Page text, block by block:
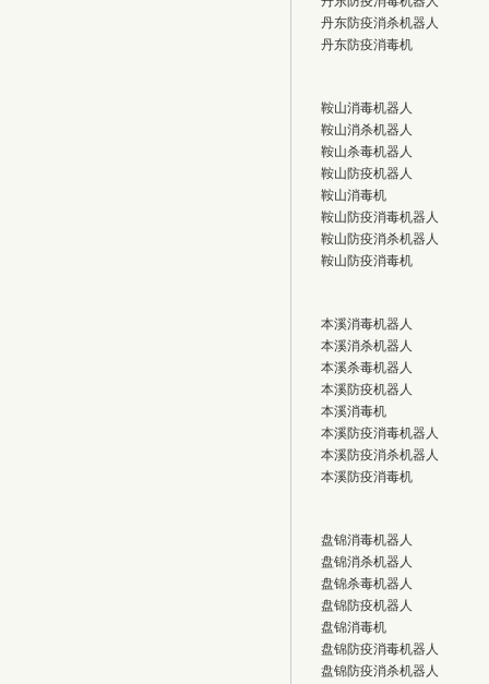
丹东防疫消杀机器人
丹东防疫消毒机
鞍山消毒机器人
鞍山消杀机器人
鞍山杀毒机器人
鞍山防疫机器人
鞍山消毒机
鞍山防疫消毒机器人
鞍山防疫消杀机器人
鞍山防疫消毒机
本溪消毒机器人
本溪消杀机器人
本溪杀毒机器人
本溪防疫机器人
本溪消毒机
本溪防疫消毒机器人
本溪防疫消杀机器人
本溪防疫消毒机
盘锦消毒机器人
盘锦消杀机器人
盘锦杀毒机器人
盘锦防疫机器人
盘锦消毒机
盘锦防疫消毒机器人
盘锦防疫消杀机器人